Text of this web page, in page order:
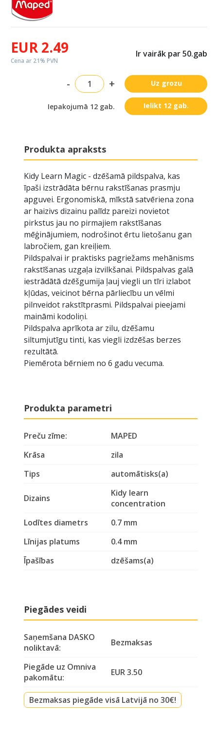
EUR 2.49
Cena ar 21% PVN
Ir vairāk par 50.gab
- + Uz grozu
Iepakojumā 12 gab. Ielikt 12 gab.
Produkta apraksts
Kidy Learn Magic - dzēšamā pildspalva, kas
īpaši izstrādāta bērnu rakstīšanas prasmju
apguvei. Ergonomiskā, mīkstā satvēriena zona
ar haizivs dizainu palīdz pareizi novietot
pirkstus jau no pirmajiem rakstīšanas
mēģinājumiem, nodrošinot ērtu lietošanu gan
labročiem, gan kreiļiem.
Pildspalvai ir praktisks pagriežams mehānisms
rakstīšanas uzgaļa izvilkšanai. Pildspalvas galā
iestrādātā dzēšgumija ļauj viegli un tīri izlabot
kļūdas, veicinot bērna pārliecību un vēlmi
pilnveidot rakstītprasmi. Pildspalvai pieejami
maināmi kodoliņi.
Pildspalva aprīkota ar zilu, dzēšamu
siltumjutīgu tinti, kas viegli izdzēšas berzes
rezultātā.
Piemērota bērniem no 6 gadu vecuma.
Produkta parametri
Preču zīme:
MAPED
Krāsa
zila
Tips
automātisks(a)
Dizains
Kidy learn
concentration
Lodītes diametrs
0.7 mm
Līnijas platums
0.4 mm
Īpašības
dzēšams(a)
Piegādes veidi
Saņemšana DASKO
noliktavā:
Bezmaksas
Piegāde uz Omniva
pakomātu:
EUR 3.50
Bezmaksas piegāde visā Latvijā no 30€!